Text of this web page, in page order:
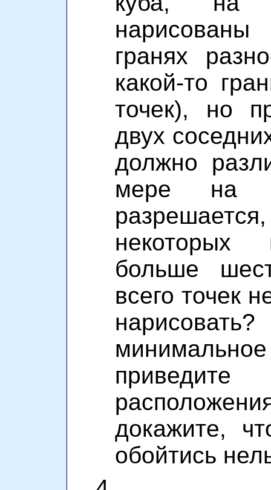
гранях
какой-то
точек), но
двух
должно
мере на
некоторых
больше
всего точек
докажите,
обойтись